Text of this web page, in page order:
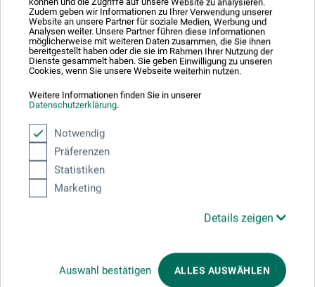
können und die Zugriffe auf unsere Website zu analysieren.
Zudem geben wir Informationen zu Ihrer Verwendung unserer
Website an unsere Partner für soziale Medien, Werbung und
Analysen weiter. Unsere Partner führen diese Informationen
möglicherweise mit weiteren Daten zusammen, die Sie ihnen
bereitgestellt haben oder die sie im Rahmen Ihrer Nutzung der
Dienste gesammelt haben. Sie geben Einwilligung zu unseren
Cookies, wenn Sie unsere Webseite weiterhin nutzen.
Weitere Informationen finden Sie in unserer
Datenschutzerklärung.
Notwendig
Präferenzen
Statistiken
Marketing
Details zeigen
Auswahl bestätigen ALLES AUSWÄHLEN
zzgl. Versandkosten